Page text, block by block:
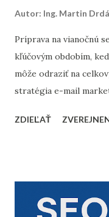
Autor: Ing. Martin
Príprava na vianočnú
kľúčovým obdobím,
môže odraziť na
stratégia e-mail
priniesť nárast
Odfiltrovanie
ZDIEĽAŤ